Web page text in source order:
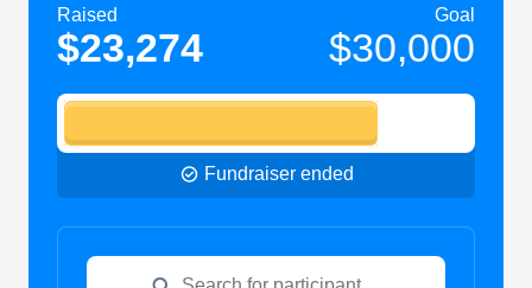
Raised
$23,274
Goal
$30,000
Fundraiser ended